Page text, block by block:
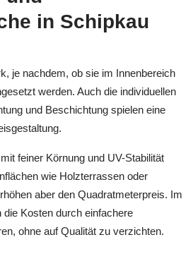
in Schipkau
je nachdem, ob sie im Innenbereich
werden. Auch die individuellen
und Beschichtung spielen eine
feiner Körnung und UV-Stabilität
wie Holzterrassen oder
aber den Quadratmeterpreis. Im
Kosten durch einfachere
ohne auf Qualität zu verzichten.